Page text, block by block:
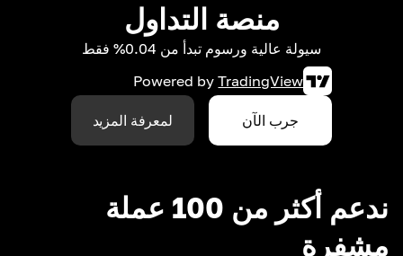
منصة التداول
سيولة عالية ورسوم تبدأ من 0.04% فقط
Powered by TradingView
جرب الآن لمعرفة المزيد
ندعم أكثر من 100 عملة
مشفرة